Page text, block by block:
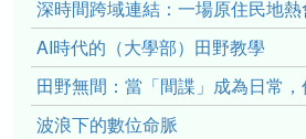
深時間跨域連結：一場原住民地
AI時代的（大學部）田野教學
田野無間：當「間諜」成為日常，
波浪下的數位命脈